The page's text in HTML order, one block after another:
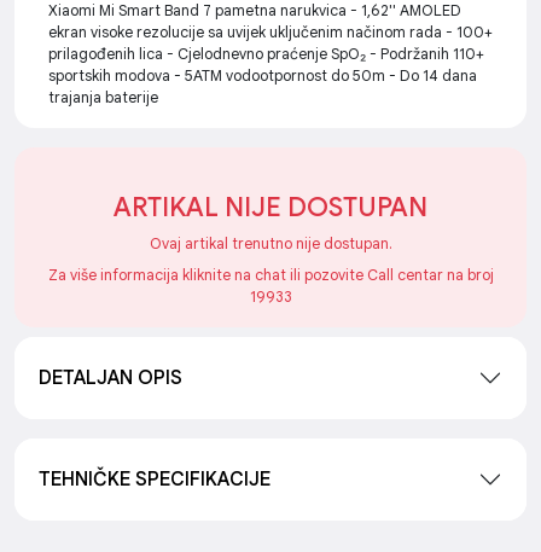
Xiaomi Mi Smart Band 7 pametna narukvica - 1,62'' AMOLED
ekran visoke rezolucije sa uvijek uključenim načinom rada - 100+
prilagođenih lica - Cjelodnevno praćenje SpO₂ - Podržanih 110+
sportskih modova - 5ATM vodootpornost do 50m - Do 14 dana
trajanja baterije
ARTIKAL NIJE DOSTUPAN
Ovaj artikal trenutno nije dostupan.
Za više informacija kliknite na chat ili pozovite Call centar na broj
19933
DETALJAN OPIS
TEHNIČKE SPECIFIKACIJE